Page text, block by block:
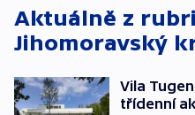
Aktuálně z
Jihomoravský
Vila
třídenní